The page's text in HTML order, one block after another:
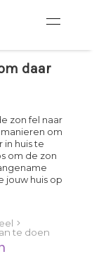
daar
zon fel naar
om
huis te
om de zon
jouw huis op
te doen